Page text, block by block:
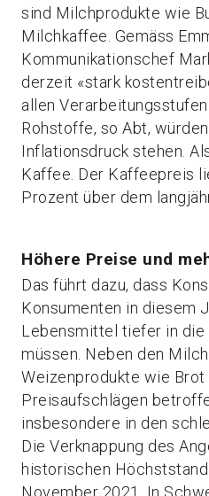
sind Milchprodukte wie
Milchkaffee. Gemäss
Kommunikationschef
derzeit «stark
allen
Rohstoffe, so Abt,
Inflationsdruck stehen.
Kaffee. Der Kaffeepreis
Prozent über dem
Höhere Preise und
Das führt dazu, dass
Konsumenten in diesem
Lebensmittel tiefer in die
müssen. Neben den
Weizenprodukte wie
Preisaufschlägen
insbesondere in den
Die Verknappung des
historischen
November 2021. In